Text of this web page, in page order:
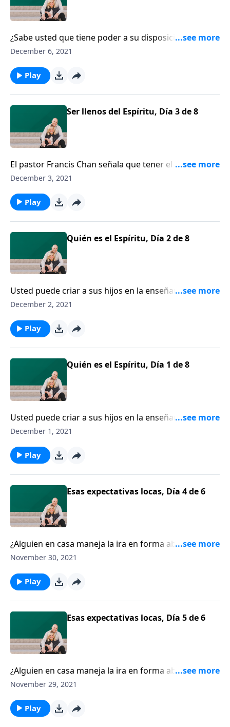
¿Sabe usted que tiene poder a su disposición para
vencer toda tentación? El pastor y escritor, Francis
December 6, 2021
Play
Ser llenos del Espíritu, Día 3 de 8
El pastor Francis Chan señala que tener el Espíritu de
Dios en nuestro interior debería hacer una tremenda
December 3, 2021
Play
Quién es el Espíritu, Día 2 de 8
Usted puede criar a sus hijos en la enseñanza y el
consejo del Señor, pero se requiere la obra del
Platicaremos con Francis Chan sobre la persona a
quien él llama “el Dios olvidado”.
December 2, 2021
Play
Quién es el Espíritu, Día 1 de 8
Usted puede criar a sus hijos en la enseñanza y el
consejo del Señor, pero se requiere la obra del
Platicaremos con Francis Chan sobre la persona a
quien él llama “el Dios olvidado”.
December 1, 2021
Play
Esas expectativas locas, Día 4 de 6
¿Alguien en casa maneja la ira en forma abusiva?
¿Usted ha tratado de persuadir a esa persona que no
a buscar ayuda.
November 30, 2021
Play
Esas expectativas locas, Día 5 de 6
¿Alguien en casa maneja la ira en forma abusiva?
¿Usted ha tratado de persuadir a esa persona que no
a buscar ayuda.
November 29, 2021
Play